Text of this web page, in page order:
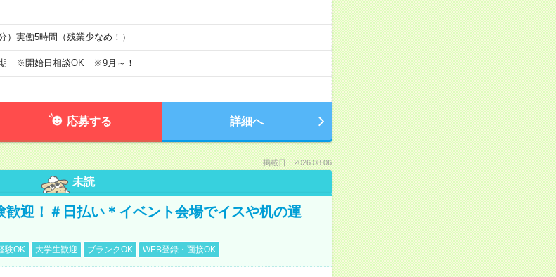
）実働5時間（残業少なめ！）
期 ※開始日相談OK ※9月～！
応募する 詳細へ
掲載日：2026.08.06
未読
歓迎！＃日払い＊イベント会場でイスや机の運
験OK 大学生歓迎 ブランクOK WEB登録・面接OK